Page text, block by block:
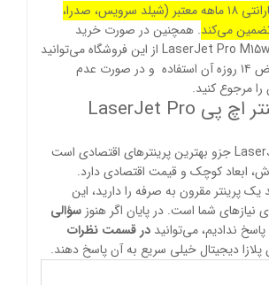
این فروشگاه با ارائه گارانتی ۱۸ ماهه معتبر (شیلد سرویس، صدرا،
می‌کند. همچنین در صورت خرید
اینترنتی پرینتر لیزری LaserJet Pro M15w از این فروشگاه می‌توانید
از مهلت تست و تعویض ۱۴ روزه آن استفاده و در صورت عدم
مرجوع کنید.
جمع بندی پرینتر اچ پی LaserJet Pro
پرینتر LaserJet Pro M15w جزو بهترین پرینتر‌های اقتصادی است
ابعاد کوچک و قیمت اقتصادی دارد.
یک پرینتر مقرون به صرفه را دارید، این
شما است. در پایان اگر هنوز سؤالی
ندادیم، می‌توانید در قسمت نظرات
دیجیتال خیلی سریع به آن پاسخ دهند.